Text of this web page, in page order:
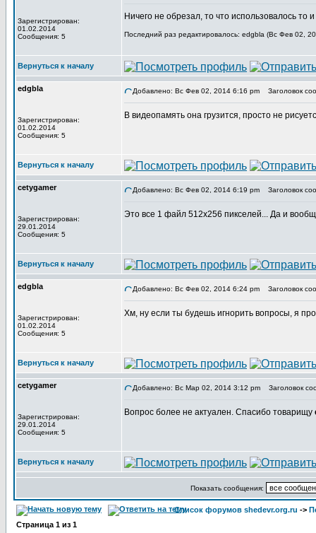
Зарегистрирован:
01.02.2014
Сообщения: 5
Ничего не обрезал, то что использовалось то
Последний раз редактировалось: edgbla (Вс Фев 02,
Вернуться к началу
edgbla
Зарегистрирован:
01.02.2014
Сообщения: 5
Добавлено: Вс Фев 02, 2014 6:16 pm Заголовок
В видеопамять она грузится, просто не
Вернуться к началу
cetygamer
Зарегистрирован:
29.01.2014
Сообщения: 5
Добавлено: Вс Фев 02, 2014 6:19 pm Заголовок
Это все 1 файл 512х256 пикселей... Да и
Вернуться к началу
edgbla
Зарегистрирован:
01.02.2014
Сообщения: 5
Добавлено: Вс Фев 02, 2014 6:24 pm Заголовок
Хм, ну если ты будешь игнорить вопросы, я
Вернуться к началу
cetygamer
Зарегистрирован:
29.01.2014
Сообщения: 5
Добавлено: Вс Мар 02, 2014 3:12 pm Заголовок
Вопрос более не актуален. Спасибо товарищу
Вернуться к началу
Показать сообщения:
Список форумов shedevr.org.ru ->
Страница 1 из 1